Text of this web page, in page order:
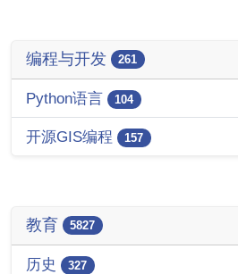
编程与开发 261
Python语言 104
开源GIS编程 157
教育 5827
历史 327